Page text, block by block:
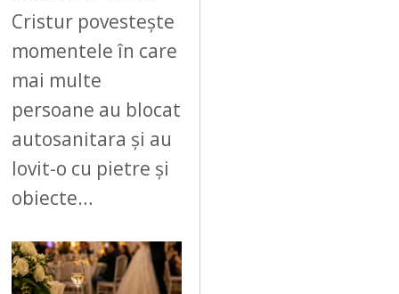
Cristur povestește
momentele în care
mai multe
persoane au blocat
autosanitara și au
lovit-o cu pietre și
obiecte…